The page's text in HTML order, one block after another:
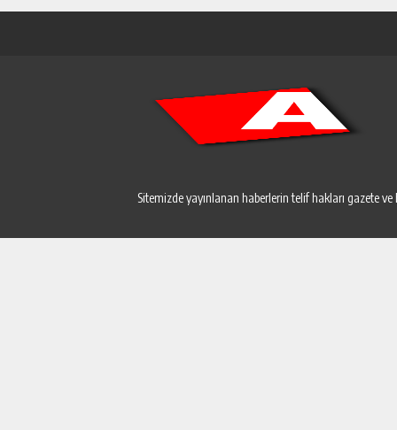
Sitemizde yayınlanan haberlerin telif hakları gazete